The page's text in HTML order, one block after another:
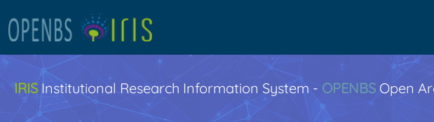
IRIS Institutional Research Information System - OPENBS Open